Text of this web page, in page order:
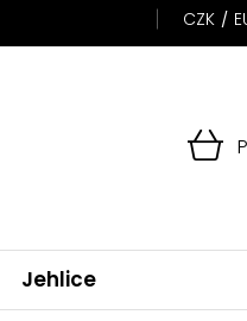
CZK
Jehlice